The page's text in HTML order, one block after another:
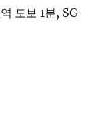
도보 1분, SG